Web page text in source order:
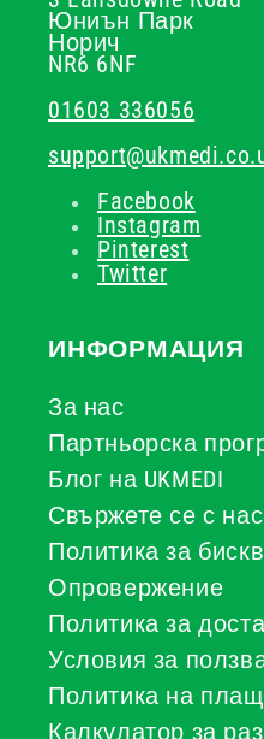
Юниън Парк
Норич
NR6 6NF
01603 336056
Facebook
Instagram
Pinterest
Twitter
ИНФОРМАЦИЯ
За нас
Партньорска
Блог на UKMEDI
Свържете се с нас
Политика за
Опровержение
Политика за
Условия за
Политика на
Калкулатор за